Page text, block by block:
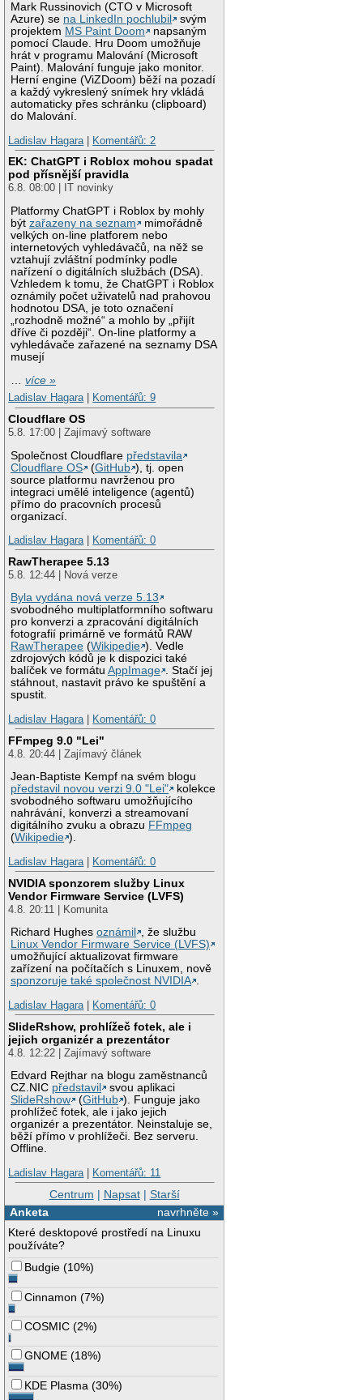
Mark Russinovich (CTO v Microsoft
Azure) se na LinkedIn pochlubil
svým
projektem MS Paint Doom
napsaným
pomocí Claude. Hru Doom umožňuje
hrát v programu Malování (Microsoft
Paint). Malování funguje jako monitor.
Herní engine (ViZDoom) běží na pozadí
a každý vykreslený snímek hry vkládá
automaticky přes schránku (clipboard)
do Malování.
Ladislav Hagara
Komentářů: 2
EK: ChatGPT i Roblox mohou spadat
pod přísnější pravidla
6.8. 08:00 | IT novinky
Platformy ChatGPT i Roblox by mohly
býtzařazeny na seznam
mimořádně
velkých on-line platforem nebo
internetových vyhledávačů, na něž se
vztahují zvláštní podmínky podle
nařízení o digitálních službách (DSA).
Vzhledem k tomu, že ChatGPT i Roblox
oznámily počet uživatelů nad prahovou
hodnotou DSA, je toto označení
„rozhodně možné“ a mohlo by „přijít
dříve či později“. On-line platformy a
vyhledávače zařazené na seznamy DSA
musejí
…více »
Ladislav Hagara| Komentářů: 9
Cloudflare OS
5.8. 17:00 | Zajímavý software
Společnost Cloudflare představila
Cloudflare OS
(GitHub ), tj. open
source platformu navrženou pro
integraci umělé inteligence (agentů)
přímo do pracovních procesů
organizací.
Ladislav Hagara| Komentářů: 0
RawTherapee 5.13
5.8. 12:44 | Nová verze
Byla vydána nová verze 5.13
svobodného multiplatformního softwaru
pro konverzi a zpracování digitálních
fotografií primárně ve formátů RAW
RawTherapee (Wikipedie ). Vedle
zdrojových kódů je k dispozici také
balíček ve formátuAppImage . Stačí jej
stáhnout, nastavit právo ke spuštění a
spustit.
Ladislav Hagara| Komentářů: 0
FFmpeg 9.0 "Lei"
4.8. 20:44 | Zajímavý článek
Jean-Baptiste Kempf na svém blogu
představil novou verzi 9.0 "Lei"
kolekce
svobodného softwaru umožňujícího
nahrávání, konverzi a streamovaní
digitálního zvuku a obrazu FFmpeg
(Wikipedie ).
Ladislav Hagara| Komentářů: 0
NVIDIA sponzorem služby Linux
Vendor Firmware Service (LVFS)
4.8. 20:11 | Komunita
Richard Hughesoznámil
, že službu
Linux Vendor Firmware Service (LVFS)
umožňující aktualizovat firmware
zařízení na počítačích s Linuxem, nově
sponzoruje také společnost NVIDIA .
Ladislav Hagara| Komentářů: 0
SlideRshow, prohlížeč fotek, ale i
jejich organizér a prezentátor
4.8. 12:22 | Zajímavý software
Edvard Rejthar na blogu zaměstnanců
CZ.NIC představil
svou aplikaci
SlideRshow
(GitHub ). Funguje jako
prohlížeč fotek, ale i jako jejich
organizér a prezentátor. Neinstaluje se,
běží přímo v prohlížeči. Bez serveru.
Offline.
Ladislav Hagara| Komentářů: 11
Centrum | Napsat| Starší
navrhněte »
Anketa
Které desktopové prostředí na Linuxu
používáte?
Budgie (10%)
Cinnamon (7%)
COSMIC (2%)
GNOME (18%)
KDE Plasma (30%)